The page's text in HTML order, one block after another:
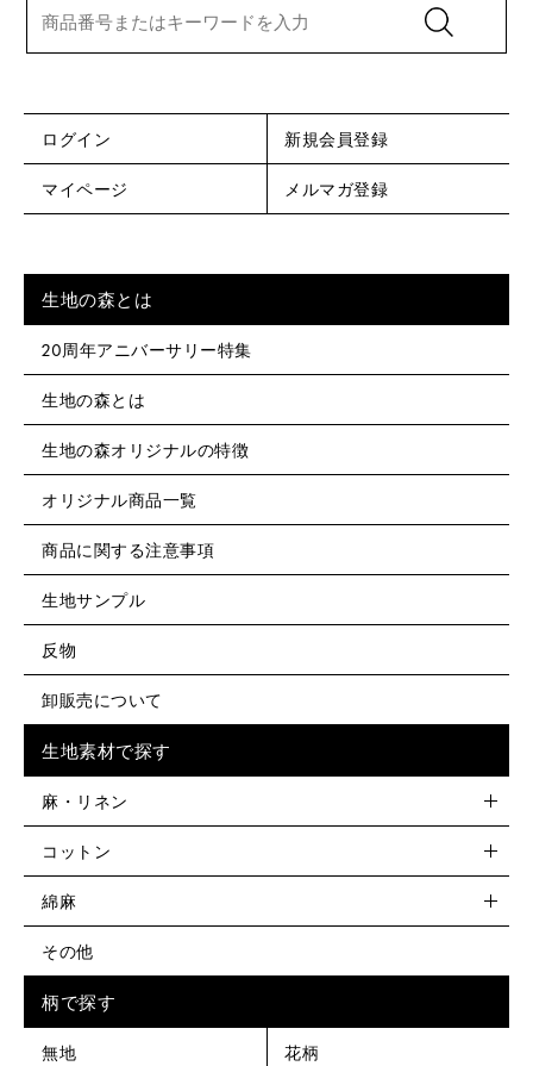
ログイン 新規会員登録
マイページ メルマガ登録
生地の森とは
20周年アニバーサリー特集
生地の森とは
生地の森オリジナルの特徴
オリジナル商品一覧
商品に関する注意事項
生地サンプル
反物
卸販売について
生地素材で探す
麻・リネン
コットン
綿麻
その他
柄で探す
無地 花柄